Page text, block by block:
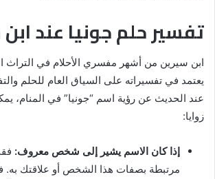
تفسير حلم جونيا عند
ابن سيرين من أشهر مفسري الأحلام في التراث
يعتمد في تفسيراته على السياق العام للحلم
عند الحديث عن رؤية اسم “جونيا” في المنام،
زوايا:
إذا كان الاسم يشير إلى شخص معروف:
مرتبطة بصفات هذا الشخص أو علاقتك به.